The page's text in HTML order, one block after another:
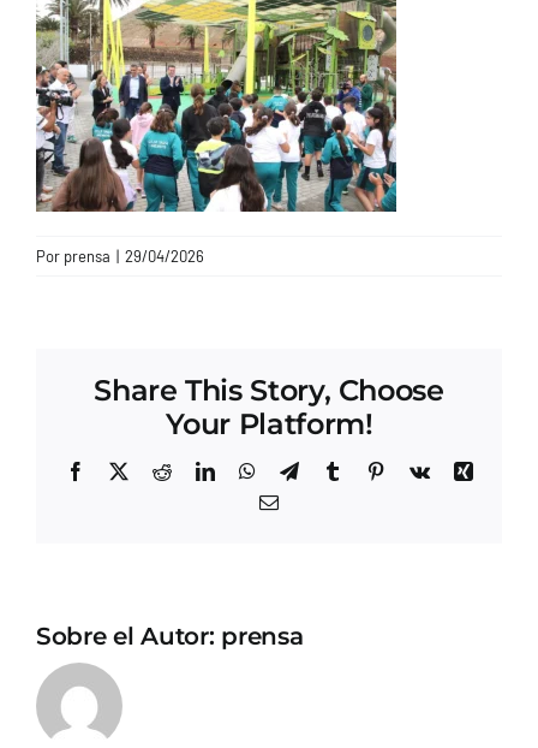
CONTACTO
Por prensa | 29/04/2026
Share This Story, Choose
Your Platform!
Facebook
X RedditLinkedInWhatsApp
TelegramTumblrPinterest
Vk
Xing
Correo
Sobre el Autor: prensa